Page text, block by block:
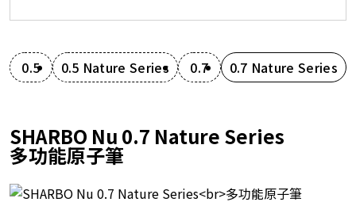
0.5 0.5 Nature Series 0.7 0.7 Nature Series
SHARBO Nu 0.7 Nature Series
多功能原子筆